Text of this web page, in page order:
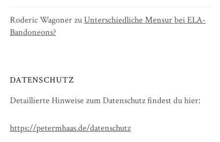
Roderic WagonerzuUnterschiedliche Mensur bei ELA-
Bandoneons?
DATENSCHUTZ
Detaillierte Hinweise zum Datenschutz findest du hier:
https://petermhaas.de/datenschutz